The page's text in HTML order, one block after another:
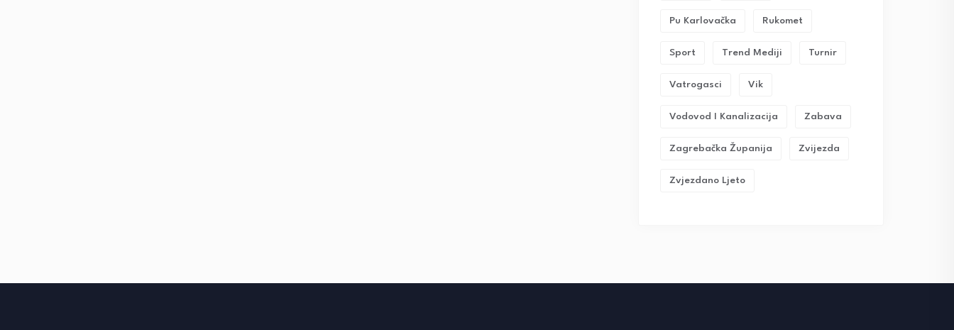
Pu Karlovačka Rukomet
Sport Trend Mediji Turnir
Vatrogasci Vik
Vodovod I Kanalizacija Zabava
Zagrebačka Županija Zvijezda
Zvjezdano Ljeto